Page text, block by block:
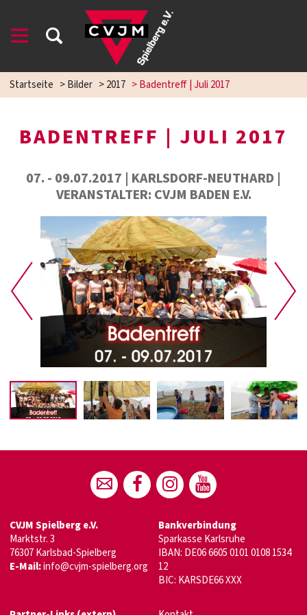
Startseite >Bilder >2017 >Badentreff | Juli 2017
BADENTREFF | JULI 2017
07. - 09.07.2017 | KARLSDORF-NEUTHARD |
VERANSTALTER: CVJM BADEN E.V.
CVJM Spielberg e.V.
Marktstr. 3
76307 Karlsbad-Spielberg
E-Mail:info@cvjm-spielberg.org
Bankverbindung
Sparkasse Karlsruhe
IBAN: DE06 6605 0101 0108 1534
12
BIC: KARSDE66 XXX